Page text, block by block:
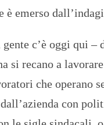
è emerso
gente c’è oggi qui
si recano a
che operano
con